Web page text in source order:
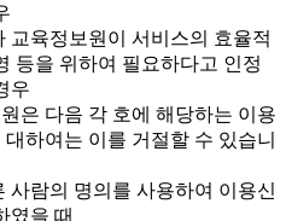
교육정보원이 서비스의 효율적
등을 위하여 필요하다고 인정
우
은 다음 각 호에 해당하는 이용
하여는 이를 거절할 수 있습니
사람의 명의를 사용하여 이용신
였을 때